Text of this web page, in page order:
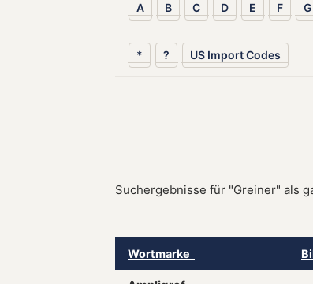
A B C D E F G
* ? US Import Codes
Suchergebnisse für "Greiner" als
Wortmarke